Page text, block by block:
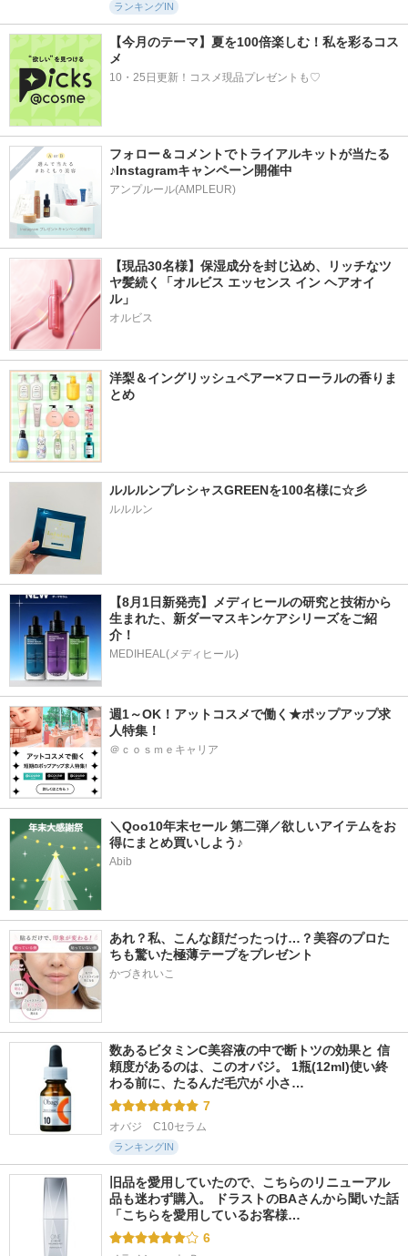
ランキングIN
【今月のテーマ】夏を100倍楽しむ！私を彩るコス
メ
10・25日更新！コスメ現品プレゼントも♡
フォロー＆コメントでトライアルキットが当たる
♪Instagramキャンペーン開催中
アンプルール(AMPLEUR)
【現品30名様】保湿成分を封じ込め、リッチなツ
ヤ髪続く「オルビス エッセンス イン ヘアオイ
ル」
オルビス
洋梨＆イングリッシュペアー×フローラルの香りま
とめ
ルルルンプレシャスGREENを100名様に☆彡
ルルルン
【8月1日新発売】メディヒールの研究と技術から
生まれた、新ダーマスキンケアシリーズをご紹
介！
MEDIHEAL(メディヒール)
週1～OK！アットコスメで働く★ポップアップ求
人特集！
＠ｃｏｓｍｅキャリア
＼Qoo10年末セール 第二弾／欲しいアイテムをお
得にまとめ買いしよう♪
Abib
あれ？私、こんな顔だったっけ…？美容のプロた
ちも驚いた極薄テープをプレゼント
かづきれいこ
数あるビタミンC美容液の中で断トツの効果と 信
頼度があるのは、このオバジ。 1瓶(12ml)使い終
わる前に、たるんだ毛穴が 小さ…
7
オバジ　C10セラム
ランキングIN
旧品を愛用していたので、こちらのリニューアル
品も迷わず購入。 ドラストのBAさんから聞いた話
「こちらを愛用しているお客様…
6